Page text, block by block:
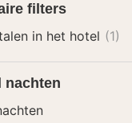
filters
in het hotel (1)
nachten